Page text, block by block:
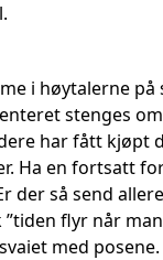
i høytalerne på
stenges
har fått kjøpt
Ha en fortsatt
der så send
flyr når
med